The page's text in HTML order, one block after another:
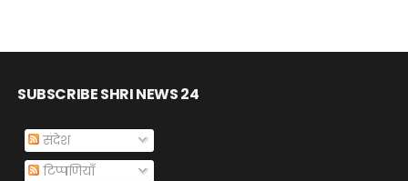
SUBSCRIBE SHRI NEWS 24
संदेश
टिप्पणियाँ